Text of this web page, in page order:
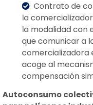
Contrato de
la
la modalidad con
que comunicar a
comercializadora
acoge al
compensación
Autoconsumo